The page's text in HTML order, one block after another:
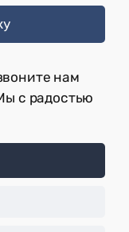
нам
с радостью